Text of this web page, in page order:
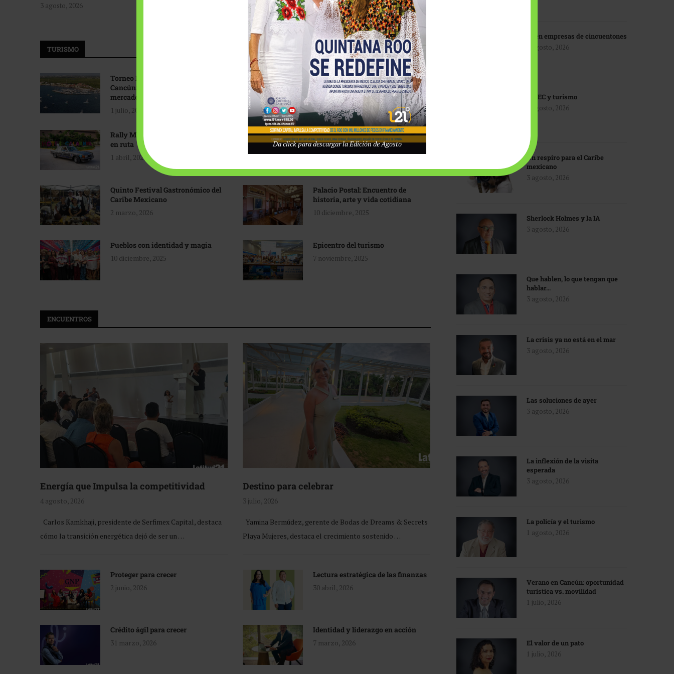
3 agosto, 2026
Tecnológico de Monterrey
3 agosto, 2026
TURISMO
Torneo Internacional de Pesca
Cancún: Navegando hacia nuevos
mercados
1 julio, 2026
Promoción turística con visión
1 abril, 2026
Rally Maya: Herencia automotriz
en ruta
1 abril, 2026
Industria global en
reconfiguración
31 marzo, 2026
Quinto Festival Gastronómico del
Caribe Mexicano
2 marzo, 2026
Palacio Postal: Encuentro de
historia, arte y vida cotidiana
10 diciembre, 2025
Pueblos con identidad y magia
10 diciembre, 2025
Epicentro del turismo
7 noviembre, 2025
ENCUENTROS
Energía que Impulsa la competitividad
4 agosto, 2026
Carlos Kamkhaji, presidente de Serfimex Capital, destaca
cómo la transición energética dejó de ser un …
Destino para celebrar
3 julio, 2026
Yamina Bermúdez, gerente de Bodas de Dreams & Secrets
Playa Mujeres, destaca el crecimiento sostenido …
Proteger para crecer
2 junio, 2026
Lectura estratégica de las finanzas
30 abril, 2026
Crédito ágil para crecer
31 marzo, 2026
Identidad y liderazgo en acción
7 marzo, 2026
IA en empresas de cincuentones
3 agosto, 2026
TMEC y turismo
3 agosto, 2026
Un respiro para el Caribe
mexicano
3 agosto, 2026
Sherlock Holmes y la IA
3 agosto, 2026
Que hablen, lo que tengan que
hablar…
3 agosto, 2026
La crisis ya no está en el mar
3 agosto, 2026
Las soluciones de ayer
3 agosto, 2026
La inflexión de la visita
esperada
3 agosto, 2026
La policía y el turismo
1 agosto, 2026
Verano en Cancún: oportunidad
turística vs. movilidad
1 julio, 2026
El valor de un pato
1 julio, 2026
Da click para descargar la Edición de Agosto